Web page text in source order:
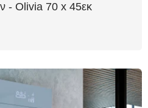
- Olivia 70 x 45εκ